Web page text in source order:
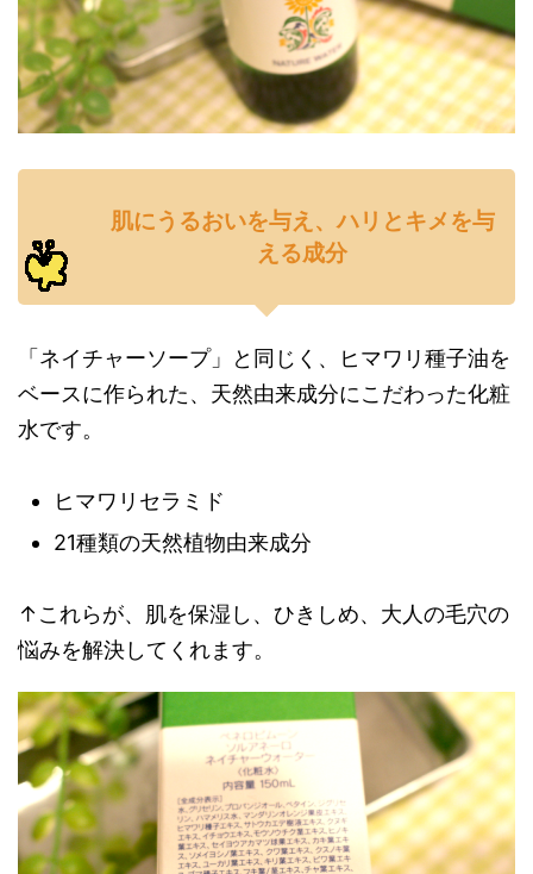
肌にうるおいを与え、ハリとキメを与
える成分
「ネイチャーソープ」と同じく、ヒマワリ種子油を
ベースに作られた、天然由来成分にこだわった化粧
水です。
ヒマワリセラミド
21種類の天然植物由来成分
↑これらが、肌を保湿し、ひきしめ、大人の毛穴の
悩みを解決してくれます。